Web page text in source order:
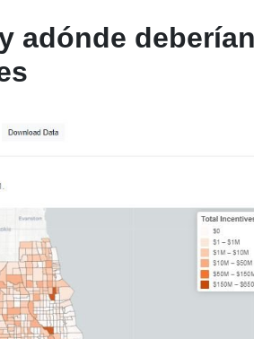
adónde deberían